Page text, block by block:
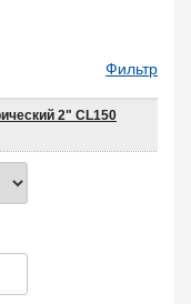
Фильтр
2" CL150